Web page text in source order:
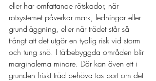
eller har omfattande rötskador, när
rotsystemet påverkar mark, ledningar eller
grundläggning, eller när trädet står så
trångt att det utgör en tydlig risk vid storm
och tung snö. I tätbebyggda områden blir
marginalerna mindre. Där kan även ett i
grunden friskt träd behöva tas bort om det